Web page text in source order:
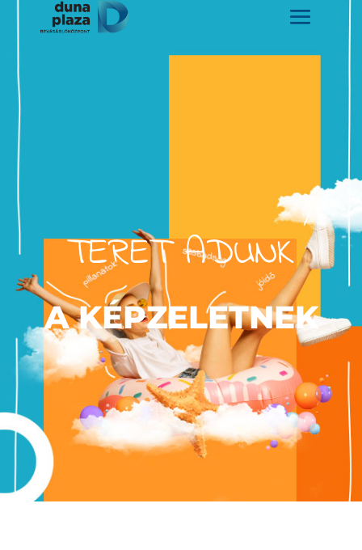
TERET ADUNK
A KÉPZELETNEK